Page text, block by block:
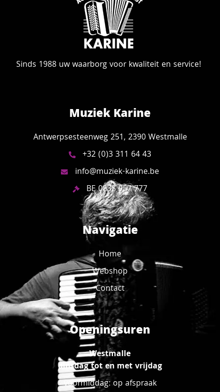
Sinds 1988 uw waarborg voor kwaliteit en service!
Muziek Karine
Antwerpsesteenweg 251, 2390 Westmalle
+32 (0)3 311 64 43
info@muziek-karine.be
BE 0835 957 777
Navigatie
Home
Webshop
Contact
Openingsuren
Westmalle
dinsdag tot en met vrijdag
voormiddag: op afspraak